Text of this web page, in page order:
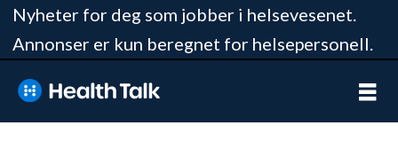
Nyheter for deg som jobber i helsevesenet.
Annonser er kun beregnet for helsepersonell.